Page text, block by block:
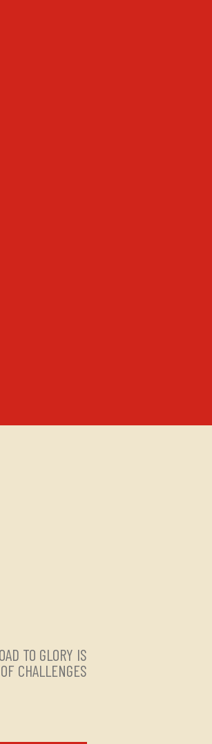
TO GLORY IS
CHALLENGES